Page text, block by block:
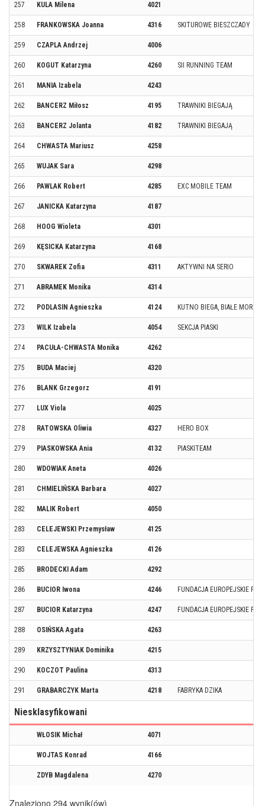
257 KULA Milena 4021
258 FRANKOWSKA Joanna 4316 SKITUROWE BIESZCZADY
259 CZAPLA Andrzej 4006
260 KOGUT Katarzyna 4260 SII RUNNING TEAM
261 MANIA Izabela 4243
262 BANCERZ Miłosz 4195 TRAWNIKI BIEGAJĄ
263 BANCERZ Jolanta 4182 TRAWNIKI BIEGAJĄ
264 CHWASTA Mariusz 4258
265 WUJAK Sara 4298
266 PAWLAK Robert 4285 EXC MOBILE TEAM
267 JANICKA Katarzyna 4187
268 HOOG Wioleta 4301
269 KĘSICKA Katarzyna 4168
270 SKWAREK Zofia 4311 AKTYWNI NA SERIO
271 ABRAMEK Monika 4314
272 PODLASIN Agnieszka 4124 KUTNO BIEGA, BIAŁE MORSY
273 WILK Izabela 4054 SEKCJA PIASKI
274 PACUŁA-CHWASTA Monika 4262
275 BUDA Maciej 4320
276 BLANK Grzegorz 4191
277 LUX Viola 4025
278 RATOWSKA Oliwia 4327 HERO BOX
279 PIASKOWSKA Ania 4132 PIASKITEAM
280 WDOWIAK Aneta 4026
281 CHMIELIŃSKA Barbara 4027
282 MALIK Robert 4050
283 CELEJEWSKI Przemysław 4125
283 CELEJEWSKA Agnieszka 4126
285 BRODECKI Adam 4292
286 BUCIOR Iwona 4246 FUNDACJA EUROPEJSKIE
287 BUCIOR Katarzyna 4247 FUNDACJA EUROPEJSKIE
288 OSIŃSKA Agata 4263
289 KRZYSZTYNIAK Dominika 4215
290 KOCZOT Paulina 4313
291 GRABARCZYK Marta 4218 FABRYKA DZIKA
Niesklasyfikowani
WŁOSIK Michał 4071
WOJTAS Konrad 4166
ZDYB Magdalena 4270
Znaleziono 294 wynik(ów)